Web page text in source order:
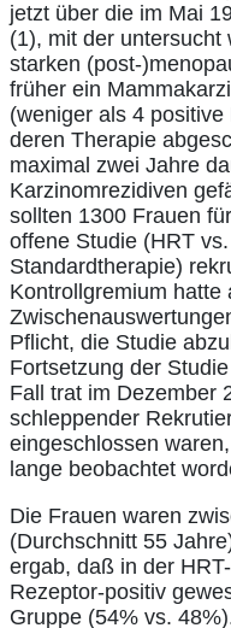
jetzt über die im Mai
(1), mit der untersucht
starken (post-
früher ein
(weniger als 4
deren Therapie
maximal zwei Jahre
Karzinomrezidiven
sollten 1300 Frauen
offene Studie (HRT
Standardtherapie)
Kontrollgremium
Pflicht, die Studie
Fortsetzung der
Fall trat im Dezember
schleppender
eingeschlossen
lange beobachtet
Die Frauen waren
(Durchschnitt 55
ergab, daß in der
Rezeptor-positiv
Gruppe (54% vs.